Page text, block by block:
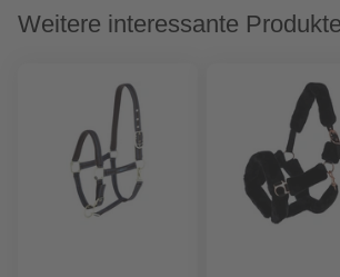
Weitere interessante Produkte